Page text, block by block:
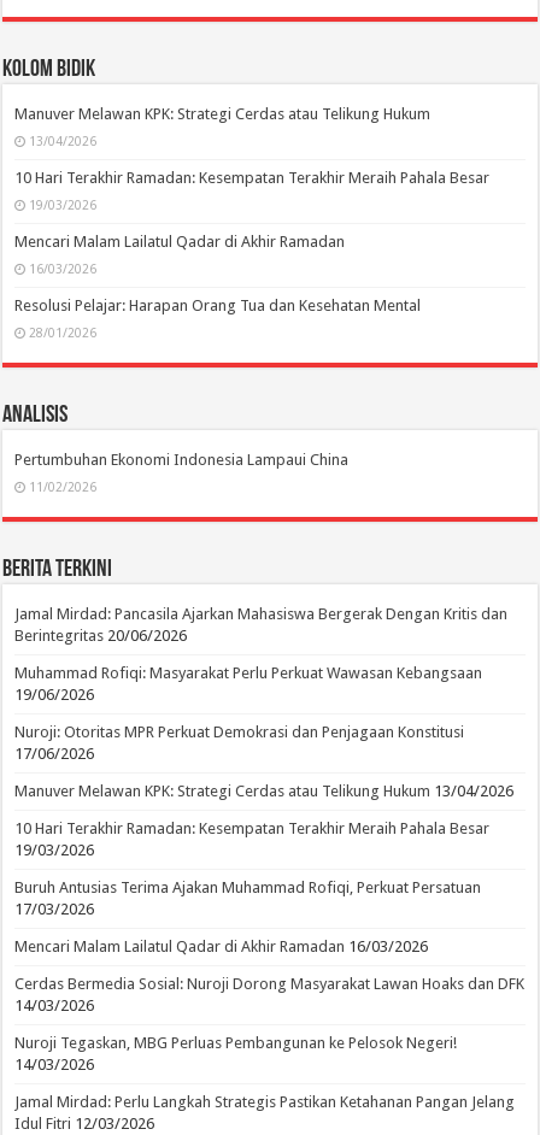
Kolom Bidik
Manuver Melawan KPK: Strategi Cerdas atau Telikung Hukum
13/04/2026
10 Hari Terakhir Ramadan: Kesempatan Terakhir Meraih Pahala Besar
19/03/2026
Mencari Malam Lailatul Qadar di Akhir Ramadan
16/03/2026
Resolusi Pelajar: Harapan Orang Tua dan Kesehatan Mental
28/01/2026
Analisis
Pertumbuhan Ekonomi Indonesia Lampaui China
11/02/2026
Berita Terkini
Jamal Mirdad: Pancasila Ajarkan Mahasiswa Bergerak Dengan Kritis dan
Berintegritas 20/06/2026
Muhammad Rofiqi: Masyarakat Perlu Perkuat Wawasan Kebangsaan
19/06/2026
Nuroji: Otoritas MPR Perkuat Demokrasi dan Penjagaan Konstitusi
17/06/2026
Manuver Melawan KPK: Strategi Cerdas atau Telikung Hukum 13/04/2026
10 Hari Terakhir Ramadan: Kesempatan Terakhir Meraih Pahala Besar
19/03/2026
Buruh Antusias Terima Ajakan Muhammad Rofiqi, Perkuat Persatuan
17/03/2026
Mencari Malam Lailatul Qadar di Akhir Ramadan 16/03/2026
Cerdas Bermedia Sosial: Nuroji Dorong Masyarakat Lawan Hoaks dan DFK
14/03/2026
Nuroji Tegaskan, MBG Perluas Pembangunan ke Pelosok Negeri!
14/03/2026
Jamal Mirdad: Perlu Langkah Strategis Pastikan Ketahanan Pangan Jelang
Idul Fitri 12/03/2026